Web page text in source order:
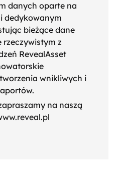
danych oparte na
dedykowanym
bieżące dane
rzeczywistym z
RevealAsset
wnikliwych i
na naszą